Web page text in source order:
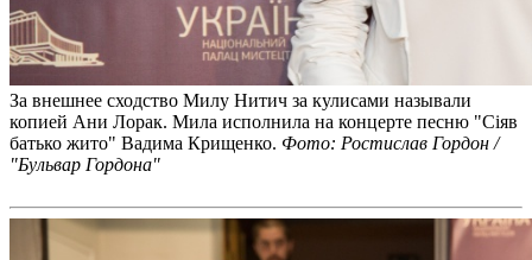
За внешнее сходство Милу Нитич за кулисами называли
копией Ани Лорак. Мила исполнила на концерте песню "Сіяв
батько жито" Вадима Крищенко. Фото: Ростислав Гордон /
"Бульвар Гордона"